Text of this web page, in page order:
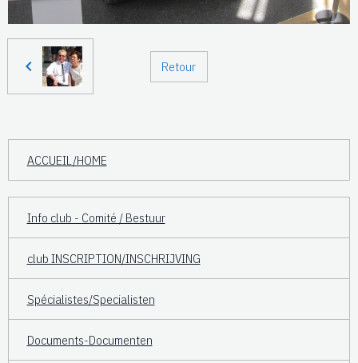
Retour
ACCUEIL/HOME
Info club - Comité / Bestuur
club INSCRIPTION/INSCHRIJVING
Spécialistes/Specialisten
Documents-Documenten